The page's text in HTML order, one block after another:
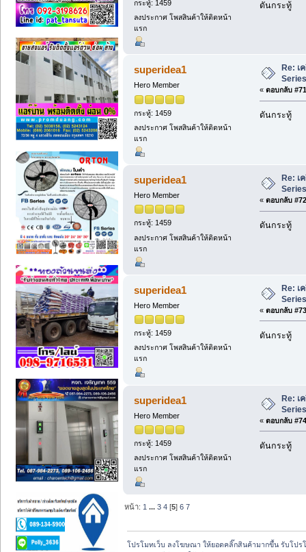
กระทู้: 1459
ลงประกาศ โพสสินค้าให้ติดหน้า
แรก
ดันกระทู้
superidea1
Hero Member
กระทู้: 1459
ลงประกาศ โพสสินค้าให้ติดหน้า
แรก
Re: เ
« ตอบกลับ
ดันกระทู้
superidea1
Hero Member
กระทู้: 1459
ลงประกาศ โพสสินค้าให้ติดหน้า
แรก
Re: เ
« ตอบกลับ
ดันกระทู้
superidea1
Hero Member
กระทู้: 1459
ลงประกาศ โพสสินค้าให้ติดหน้า
แรก
Re: เ
« ตอบกลับ
ดันกระทู้
superidea1
Hero Member
กระทู้: 1459
ลงประกาศ โพสสินค้าให้ติดหน้า
แรก
Re: เ
« ตอบกลับ
ดันกระทู้
หน้า: 1 ...3 4 [5]6 7
โปรโมทเว็บ ลงโฆษณา ให้ยอดคลิ๊กสินค้ามากขึ้น รับโป